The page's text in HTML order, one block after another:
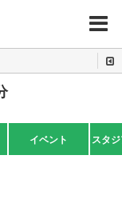
MENU
イベント スタ